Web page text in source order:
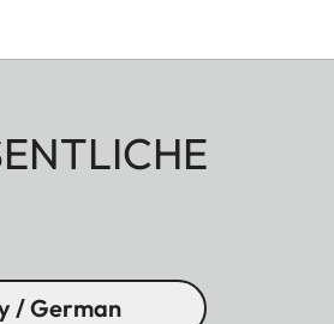
/ German